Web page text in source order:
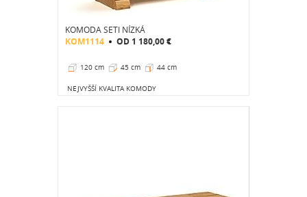
KOMODA SETI NÍZKÁ
KOM1114 OD 1 180,00 €
120 cm 45 cm 44 cm
NEJVYŠŠÍ KVALITA KOMODY